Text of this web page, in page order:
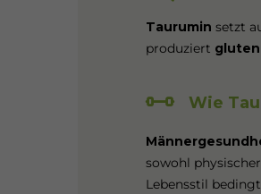
Taurumin setzt
produziert
Wie
sowohl
Lebensstil